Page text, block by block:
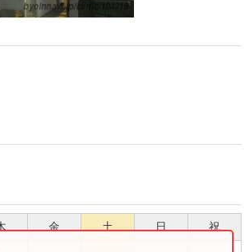
金 土 日 祝